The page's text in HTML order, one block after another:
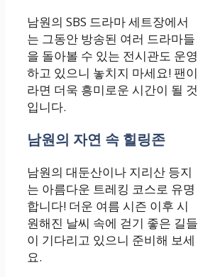
남원의 SBS 드라마 세트장에서
는 그동안 방송된 여러 드라마들
을 돌아볼 수 있는 전시관도 운영
하고 있으니 놓치지 마세요! 팬이
라면 더욱 흥미로운 시간이 될 것
입니다.
남원의 자연 속 힐링존
남원의 대둔산이나 지리산 등지
는 아름다운 트레킹 코스로 유명
합니다! 더운 여름 시즌 이후 시
원해진 날씨 속에 걷기 좋은 길들
이 기다리고 있으니 준비해 보세
요.